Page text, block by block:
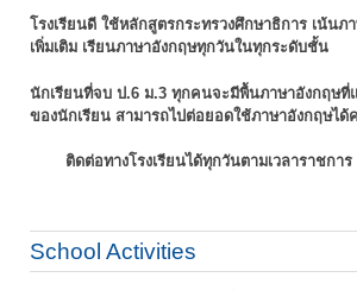
โรงเรียนดี ใช้หลักสูตรกระทรวงศึกษาธิการ เน้นภ
เพิ่มเติม เรียนภาษาอังกฤษทุกวันในทุกระดับชั้น
นักเรียนที่จบ ป.6 ม.3 ทุกคนจะมีพื้นภาษาอังกฤษที่
ของนักเรียน สามารถไปต่อยอดใช้ภาษาอังกฤษไ
ติดต่อทางโรงเรียนได้ทุกวันตามเวลาราชการ
School Activities